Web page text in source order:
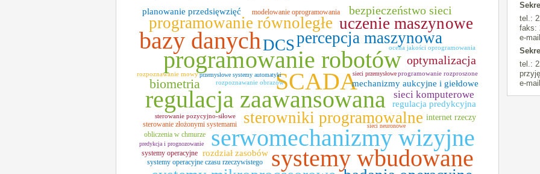
DCS
SCADA
predykcja i prognozowanie
regulacja zaawansowana regulacja predykcyjna
sieci przemysłowe
przemysłowe systemy automatyki
sterowanie złożonymi systemami sterowniki programowalne
percepcja maszynowa
sieci neuronowe
rozpoznawanie mowy
sterowanie pozycyjno-siłowe
serwomechanizmy wizyjne
bazy danych
bezpieczeństwo sieci
biometria
internet rzeczy
mechanizmy aukcyjne i giełdowe
modelowanie oprogramowania
programowanie równoległe
programowanie rozproszone
obliczenia w chmurze
ocena jakości oprogramowania
optymalizacja
planowanie przedsięwzięć
rozdział zasobów
sieci komputerowe
systemy operacyjne
systemy operacyjne czasu rzeczywistego systemy wbudowane
uczenie maszynowe
rozpoznawanie obrazów
programowanie robotów
tel.:
faks:
e-
tel.:
e-